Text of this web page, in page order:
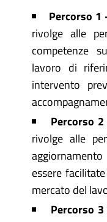
Percorso 1
rivolge alle
competenze
lavoro di
intervento
Percorso
rivolge alle
essere
mercato del
Percorso